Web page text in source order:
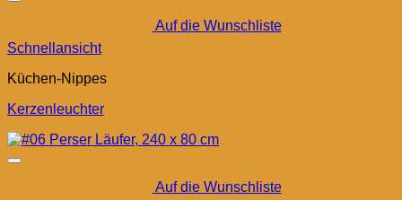
Auf die Wunschliste
Schnellansicht
Küchen-Nippes
Kerzenleuchter
Auf die Wunschliste